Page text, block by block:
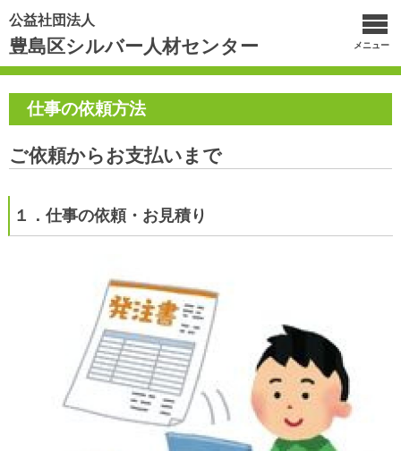
公益社団法人
豊島区シルバー人材センター メニュー
仕事の依頼方法
ご依頼からお支払いまで
１．仕事の依頼・お見積り